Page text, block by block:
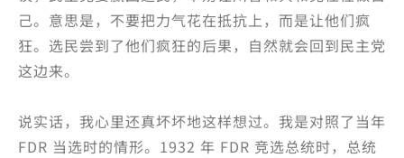
己。意思是，不要把力气花在抵抗上，而是让他们疯
狂。选民尝到了他们疯狂的后果，自然就会回到民主党
这边来。
说实话，我心里还真坏坏地这样想过。我是对照了当年
FDR 当选时的情形。1932 年 FDR 竞选总统时，总统